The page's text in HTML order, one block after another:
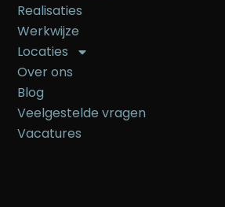
Realisaties
Werkwijze
Locaties
Over ons
Blog
Veelgestelde vragen
Vacatures